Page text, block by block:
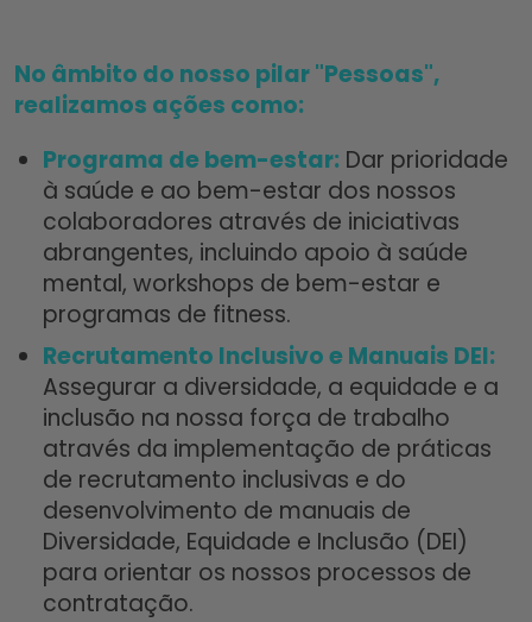
No âmbito do nosso pilar "Pessoas",
realizamos ações como:
Programa de bem-estar: Dar prioridade
à saúde e ao bem-estar dos nossos
colaboradores através de iniciativas
abrangentes, incluindo apoio à saúde
mental, workshops de bem-estar e
programas de fitness.
Recrutamento Inclusivo e Manuais DEI:
Assegurar a diversidade, a equidade e a
inclusão na nossa força de trabalho
através da implementação de práticas
de recrutamento inclusivas e do
desenvolvimento de manuais de
Diversidade, Equidade e Inclusão (DEI)
para orientar os nossos processos de
contratação.